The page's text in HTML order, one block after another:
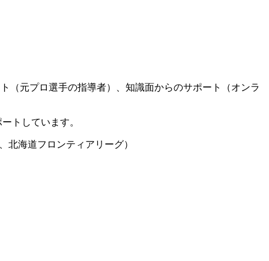
（元プロ選手の指導者）、知識面からのサポート（オンラ
トしています。
海道フロンティアリーグ）